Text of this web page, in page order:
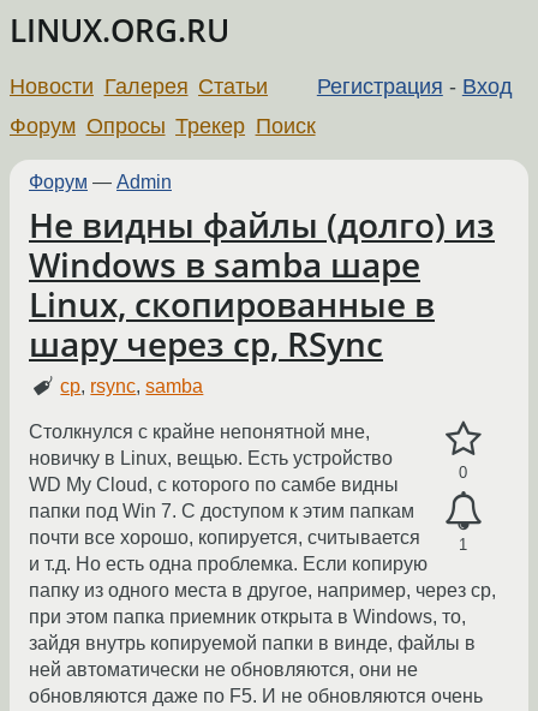
LINUX.ORG.RU
Регистрация - Вход
Новости Галерея Статьи
Форум Опросы Трекер Поиск
Форум — Admin
Не видны файлы (долго) из
Windows в samba шаре
Linux, скопированные в
шару через cp, RSync
cp, rsync,samba
0
1
Столкнулся с крайне непонятной мне,
новичку в Linux, вещью. Есть устройство
WD My Cloud, с которого по самбе видны
папки под Win 7. С доступом к этим папкам
почти все хорошо, копируется, считывается
и т.д. Но есть одна проблемка. Если копирую
папку из одного места в другое, например, через cp,
при этом папка приемник открыта в Windows, то,
зайдя внутрь копируемой папки в винде, файлы в
ней автоматически не обновляются, они не
обновляются даже по F5. И не обновляются очень